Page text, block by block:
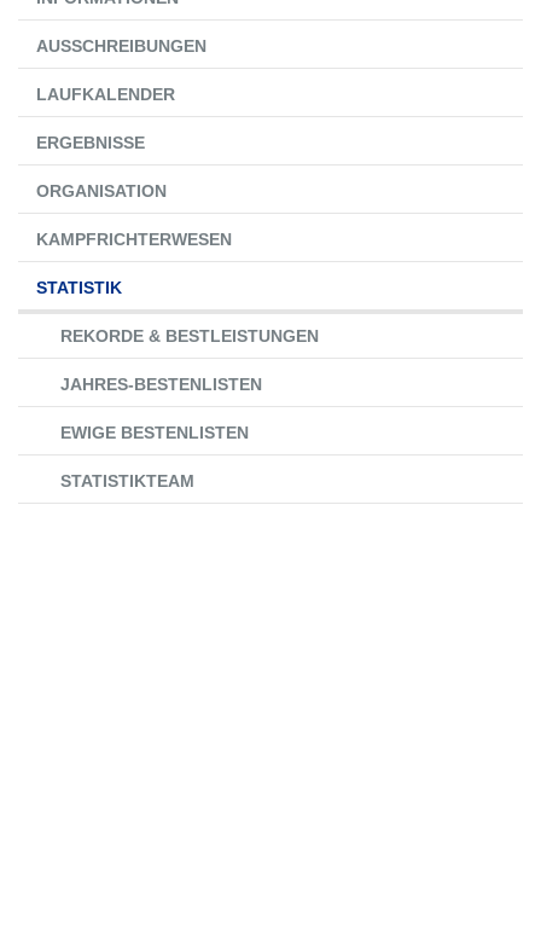
überspringen
AUSSCHREIBUNGEN
LAUFKALENDER
ERGEBNISSE
ORGANISATION
KAMPFRICHTERWESEN
STATISTIK
REKORDE & BESTLEISTUNGEN
JAHRES-BESTENLISTEN
EWIGE BESTENLISTEN
STATISTIKTEAM